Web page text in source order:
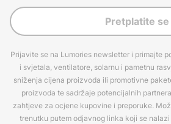
Pretplatite se
Prijavite se na Lumories newsletter i primajte
i svjetala, ventilatore, solarnu i pametnu
sniženja cijena proizvoda ili promotivne
proizvoda te sadržaje potencijalnih
zahtjeve za ocjene kupovine i preporuke.
trenutku putem odjavnog linka koji se